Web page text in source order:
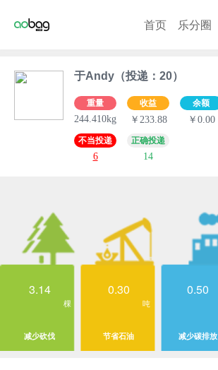
首页 乐分圈
于Andy（投递：20）
重量
244.410kg
收益
￥233.88
余额
￥0.00
不当投递
6
正确投递
14
3.14
棵
减少砍伐
0.30
吨
节省石油
0.50
减少碳排放